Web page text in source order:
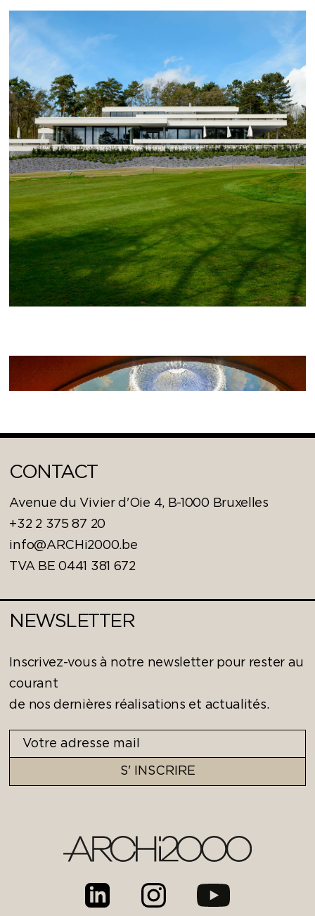
ROYAL GOLF CLUB DU SART TILMAN
THÉÂTRE DES GALERIES
CONTACT
Avenue du Vivier d'Oie 4, B-1000 Bruxelles
+32 2 375 87 20
info@ARCHi2000.be
TVA BE 0441 381 672
NEWSLETTER
Inscrivez-vous à notre newsletter pour rester au
courant
de nos dernières réalisations et actualités.